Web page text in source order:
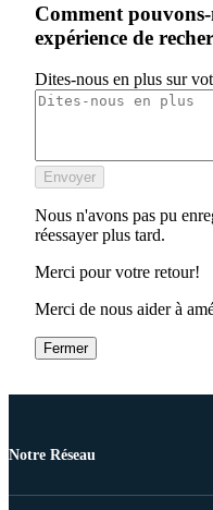
Comment
expérience de
Dites-nous en plus sur
Envoyer
Nous n'avons pas pu
réessayer plus tard.
Merci pour votre retour!
Merci de nous aider à
Fermer
Notre Réseau